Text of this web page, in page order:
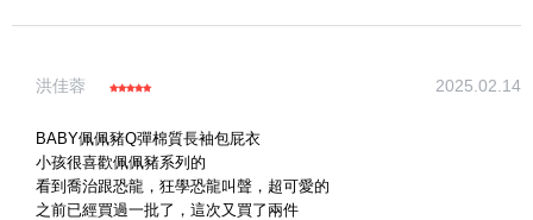
洪佳蓉 2025.02.14
BABY佩佩豬Q彈棉質長袖包屁衣
小孩很喜歡佩佩豬系列的
看到喬治跟恐龍，狂學恐龍叫聲，超可愛的
之前已經買過一批了，這次又買了兩件